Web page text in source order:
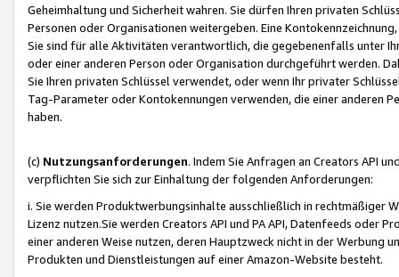
Geheimhaltung und Sicherheit wahren. Sie dürfen Ihren privaten
Personen oder Organisationen weitergeben. Eine
Sie sind für alle Aktivitäten verantwortlich, die gegebenenfalls unter
oder einer anderen Person oder Organisation durchgeführt werden.
Sie Ihren privaten Schlüssel verwendet, oder wenn Ihr privater
Tag-Parameter oder Kontokennungen verwenden, die einer anderen
haben.
(c) Nutzungsanforderungen. Indem Sie Anfragen an Creators API
verpflichten Sie sich zur Einhaltung der folgenden Anforderungen:
i. Sie werden Produktwerbungsinhalte ausschließlich in rechtmäßiger
Lizenz nutzen.Sie werden Creators API und PA API, Datenfeeds oder
einer anderen Weise nutzen, deren Hauptzweck nicht in der Werbung
Produkten und Dienstleistungen auf einer Amazon-Website besteht.